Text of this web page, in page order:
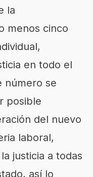
la
menos cinco
en todo el
número se
posible
del nuevo
laboral,
justicia a todas
así lo